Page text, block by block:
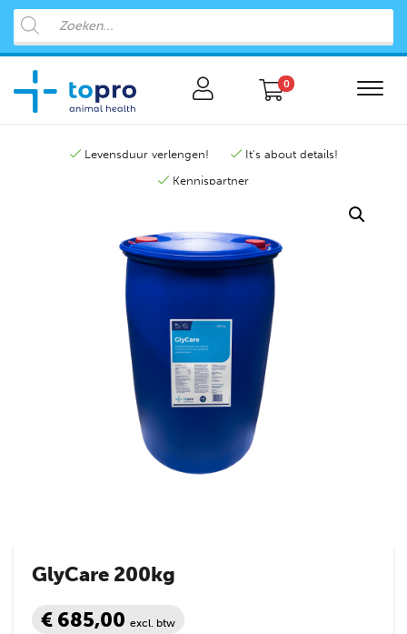
0
Levensduur verlengen!
It's about details!
Kennispartner
GlyCare 200kg
€ 685,00 excl. btw